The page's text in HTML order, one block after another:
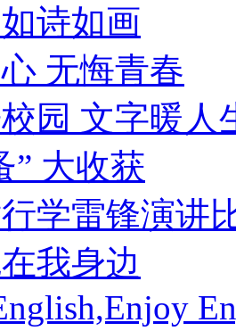
诗如画
无悔青春
园 文字暖人
” 大收获
学雷锋演讲
我身边